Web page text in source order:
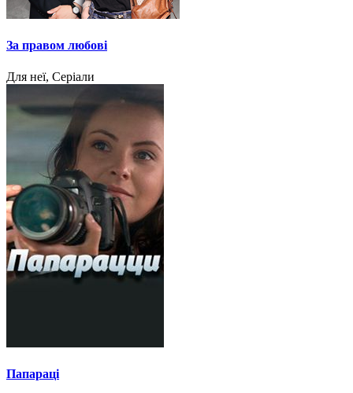
За правом любові
Для неї, Серіали
Папараці